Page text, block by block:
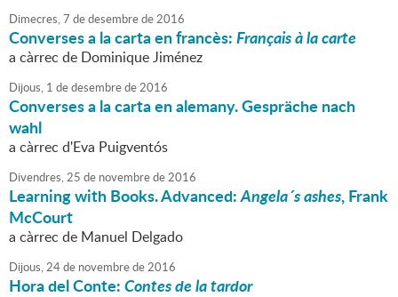
Dimecres,7 dedesembrede2016
Converses a la carta en francès:Français à la carte
a càrrec de Dominique Jiménez
Dijous, 1 dedesembrede2016
Converses a la carta en alemany. Gespräche nach
wahl
a càrrec d'Eva Puigventós
Divendres,25 de novembrede2016
Learning with Books. Advanced:Angela´s ashes, Frank
McCourt
a càrrec de Manuel Delgado
Dijous,24de novembrede2016
Hora del Conte:Contes de la tardor